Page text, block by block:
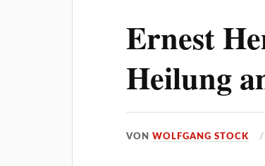
Ernest
Heilung
VONWOLFGANG STOCK